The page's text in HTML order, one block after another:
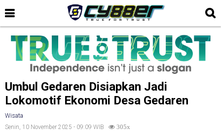
Umbul Gedaren Disiapkan Jadi
Lokomotif Ekonomi Desa Gedaren
Wisata
Senin, 10 November 2025 - 09:09 WIB
305x